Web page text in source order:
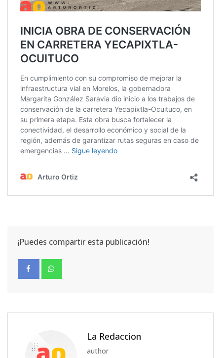
¡Puedes compartir esta publicación!
La Redaccion
author